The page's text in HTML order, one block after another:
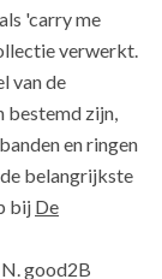
'carry me
verwerkt.
van de
bestemd zijn,
en ringen
belangrijkste
bij De
good2B